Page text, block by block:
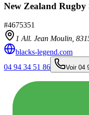
New Zealand
#4675351
1 All. Jean Moulin,
blacks-legend.com
04 94 34 51 86
Voir 04